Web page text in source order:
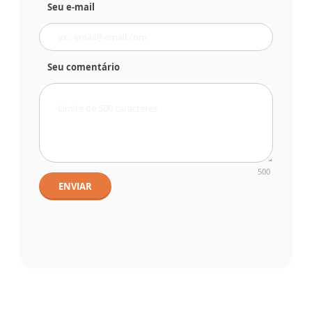
Seu e-mail
Seu comentário
500
ENVIAR